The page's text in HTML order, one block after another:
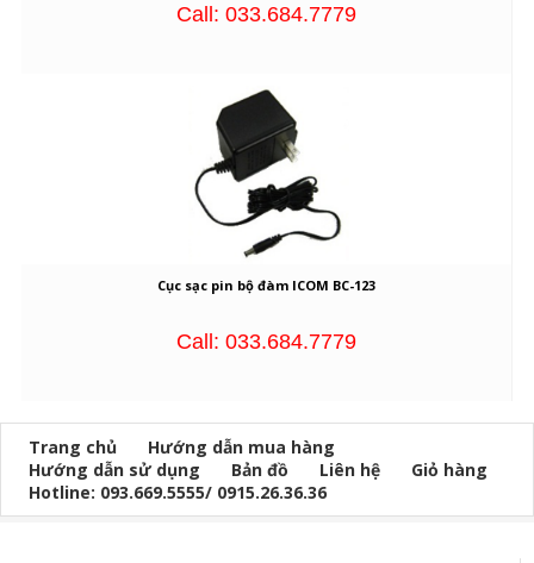
Call: 033.684.7779
Cục sạc pin bộ đàm ICOM BC-123
Call: 033.684.7779
Trang chủ
Hướng dẫn mua hàng
Hướng dẫn sử dụng
Bản đồ Liên hệ
Giỏ hàng
Hotline: 093.669.5555/ 0915.26.36.36